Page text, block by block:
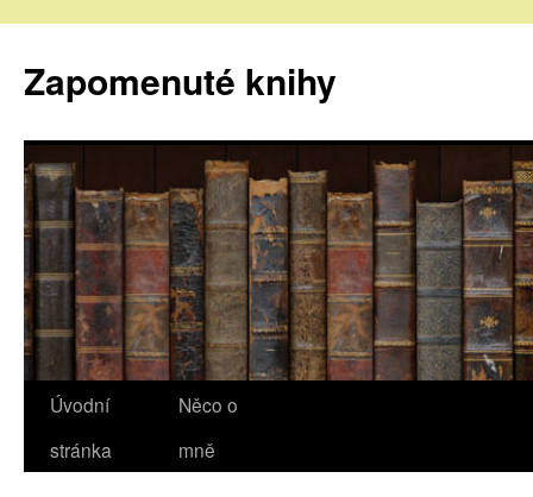
Zapomenuté knihy
Úvodní
stránka
Něco o
mně